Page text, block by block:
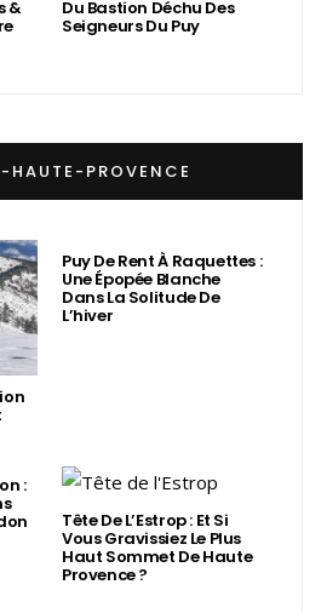
& Du Bastion Déchu Des
Seigneurs Du Puy
HAUTE-PROVENCE
Puy De Rent À Raquettes :
Une Épopée Blanche
Dans La Solitude De
L’hiver
:
Tête De L’Estrop : Et Si
Vous Gravissiez Le Plus
Haut Sommet De Haute
Provence ?